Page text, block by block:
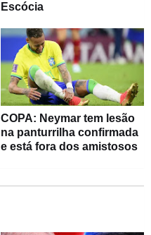
Escócia
COPA: Neymar tem lesão
na panturrilha confirmada
e está fora dos amistosos